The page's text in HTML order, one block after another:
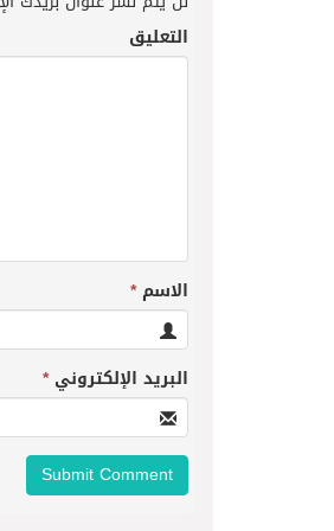
التعليق
الاسم*
البريد الإلكتروني*